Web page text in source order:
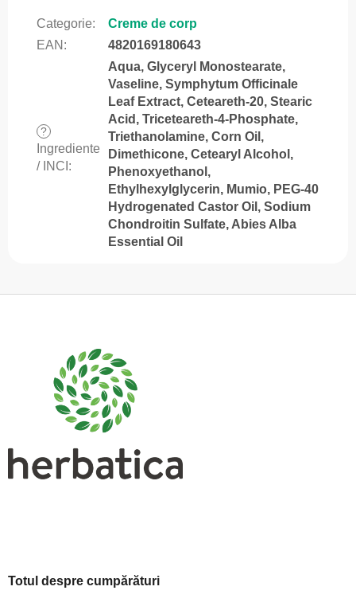
Categorie:
Creme de corp
EAN : 4820169180643
?
Ingrediente
/ INCI :
Aqua, Glyceryl Monostearate,
Vaseline, Symphytum Officinale
Leaf Extract, Ceteareth-20, Stearic
Acid, Triceteareth-4-Phosphate,
Triethanolamine, Corn Oil,
Dimethicone, Cetearyl Alcohol,
Phenoxyethanol,
Ethylhexylglycerin, Mumio, PEG-40
Hydrogenated Castor Oil, Sodium
Chondroitin Sulfate, Abies Alba
Essential Oil
Totul despre cumpărături